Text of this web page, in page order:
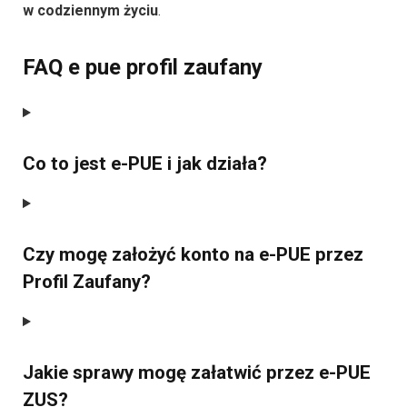
w codziennym życiu.
FAQ e pue profil zaufany
Co to jest e-PUE i jak działa?
Czy mogę założyć konto na e-PUE przez
Profil Zaufany?
Jakie sprawy mogę załatwić przez e-PUE
ZUS?